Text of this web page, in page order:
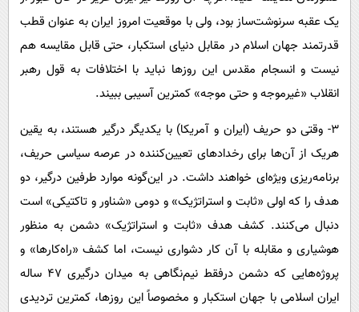
یک عقبه سرنوشت‌ساز بود، ولی با موقعیت امروز ایران به عنوان قطب
قدرتمند جهان اسلام در مقابل دنیای استکبار، حتی قابل مقایسه هم
نیست و انسجام مقدس این روزها نباید با اختلافات به قول رهبر
انقلاب «غیرموجه و حتی موجه» کمترین آسیبی ببیند.
۳- وقتی دو حریف (ایران و آمریکا) با یکدیگر درگیر هستند، به یقین
هریک از آن‌ها برای رخدادهای تعیین‌کننده در عرصه سیاسی حریف،
برنامه‌ریزی ویژه‌ای خواهند داشت. در این‌گونه موارد طرفین درگیر، دو
هدف را که اولی «ثابت و استراتژیک» و دومی «شناور و تاکتیکی» است
دنبال می‌کنند. کشف هدف «ثابت و استراتژیک» دشمن به منظور
هوشیاری و مقابله با آن کار دشواری نیست، اما کشف «راه‌کارها» و
پروژه‌هایی که دشمن درفقط نیم‌نگاهی به میدان درگیری ۴۷ ساله
ایران اسلامی با جهان استکبار و مخصوصاً این روزها، کمترین تردیدی